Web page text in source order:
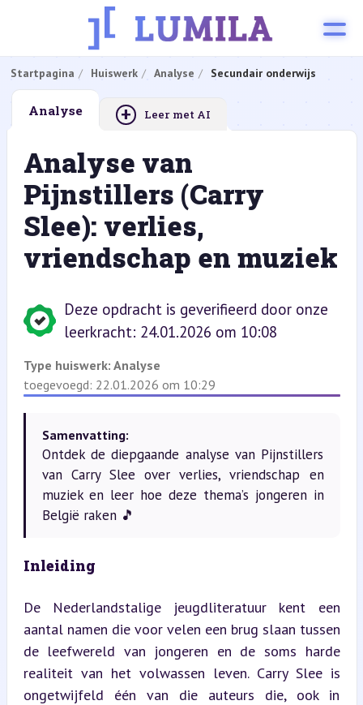
Startpagina Huiswerk Analyse Secundair onderwijs
Analyse + Leer met AI
Analyse van
Pijnstillers (Carry
Slee): verlies,
vriendschap en muziek
Deze opdracht is geverifieerd door onze
leerkracht: 24.01.2026 om 10:08
Type huiswerk: Analyse
toegevoegd: 22.01.2026 om 10:29
Samenvatting:
Ontdek de diepgaande analyse van Pijnstillers
van Carry Slee over verlies, vriendschap en
muziek en leer hoe deze thema’s jongeren in
België raken 🎵
Inleiding
De Nederlandstalige jeugdliteratuur kent een
aantal namen die voor velen een brug slaan tussen
de leefwereld van jongeren en de soms harde
realiteit van het volwassen leven. Carry Slee is
ongetwijfeld één van die auteurs die, ook in